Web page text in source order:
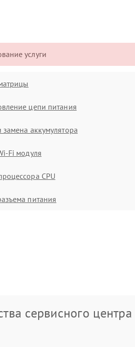
услуги
цепи питания
замена аккумулятора
Fi модуля
CPU
питания
сервисного центра